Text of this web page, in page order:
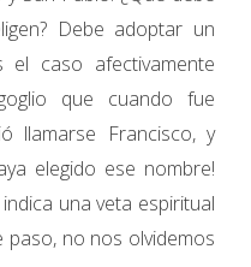
Debe adoptar un
el caso afectivamente
que cuando fue
llamarse Francisco, y
elegido ese nombre!
una veta espiritual
no nos olvidemos